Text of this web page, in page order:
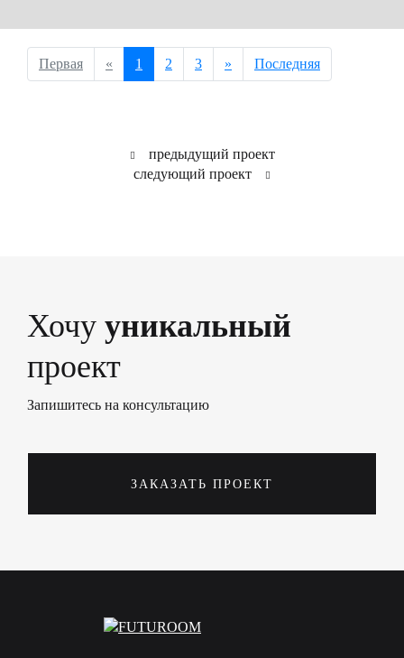
Первая « 1 2 3 » Последняя
предыдущий проект
следующий проект
Хочу уникальный
проект
Запишитесь на консультацию
ЗАКАЗАТЬ ПРОЕКТ